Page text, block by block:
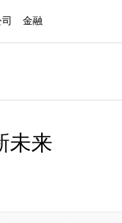
金融
未来